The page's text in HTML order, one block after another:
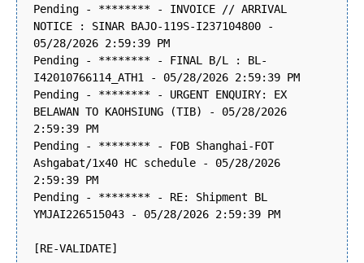
Pending - ******** - INVOICE // ARRIVAL
NOTICE : SINAR BAJO-119S-I237104800 -
05/28/2026 2:59:39 PM
Pending - ******** - FINAL B/L : BL-
I42010766114_ATH1 - 05/28/2026 2:59:39 PM
Pending - ******** - URGENT ENQUIRY: EX
BELAWAN TO KAOHSIUNG (TIB) - 05/28/2026
2:59:39 PM
Pending - ******** - FOB Shanghai-FOT
Ashgabat/1x40 HC schedule - 05/28/2026
2:59:39 PM
Pending - ******** - RE: Shipment BL
YMJAI226515043 - 05/28/2026 2:59:39 PM
[RE-VALIDATE]